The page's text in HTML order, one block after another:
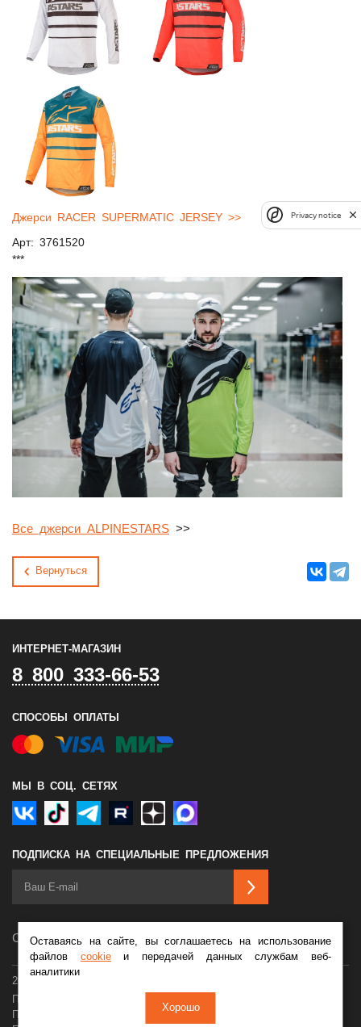
Джерси RACER SUPERMATIC JERSEY >>
Арт: 3761520
***
Все джерси ALPINESTARS >>
Вернуться
ИНТЕРНЕТ-МАГАЗИН
8 800 333-66-53
СПОСОБЫ ОПЛАТЫ
МЫ В СОЦ. СЕТЯХ
ПОДПИСКА НА СПЕЦИАЛЬНЫЕ ПРЕДЛОЖЕНИЯ
Сделано в
2026 © Мотосалон Байк Ленд
Оставаясь на сайте, вы соглашаетесь на использование
файлов cookieи передачей данных службам веб-
аналитики
Хорошо
Privacy notice